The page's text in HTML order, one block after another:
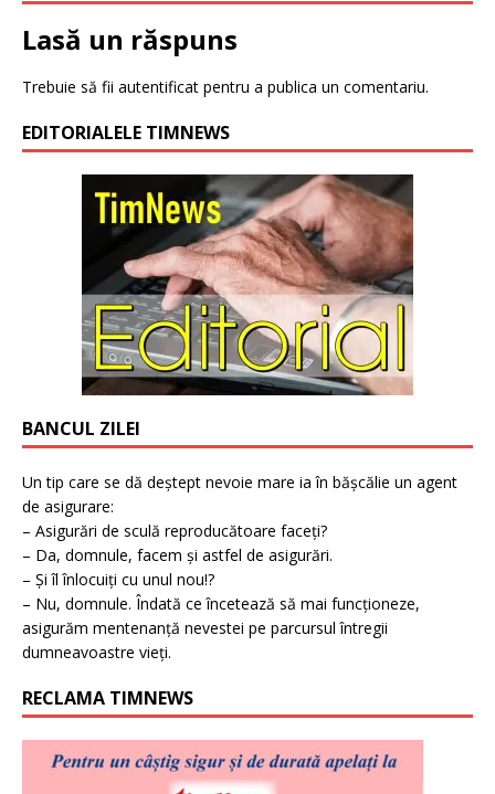
Lasă un răspuns
Trebuie să fii autentificat pentru a publica un comentariu.
EDITORIALELE TIMNEWS
BANCUL ZILEI
Un tip care se dă deștept nevoie mare ia în bășcălie un agent
de asigurare:
– Asigurări de sculă reproducătoare faceți?
– Da, domnule, facem și astfel de asigurări.
– Și îl înlocuiți cu unul nou!?
– Nu, domnule. Îndată ce încetează să mai funcționeze,
asigurăm mentenanță nevestei pe parcursul întregii
dumneavoastre vieți.
RECLAMA TIMNEWS